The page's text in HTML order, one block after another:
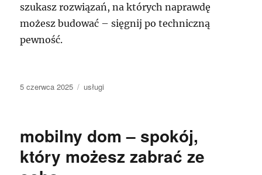
szukasz rozwiązań, na których naprawdę
możesz budować – sięgnij po techniczną
pewność.
Data
5 czerwca 2025 Kategorie
usługi
mobilny dom – spokój,
który możesz zabrać ze